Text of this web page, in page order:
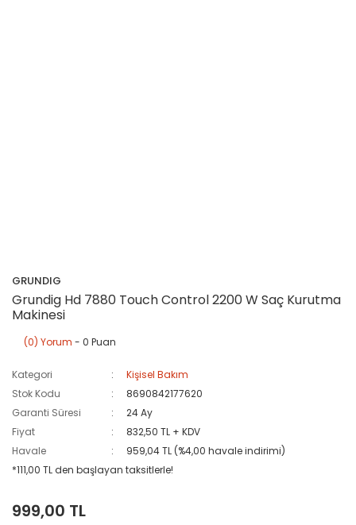
GRUNDIG
Grundig Hd 7880 Touch Control 2200 W Saç Kurutma
Makinesi
(0) Yorum - 0 Puan
Kategori
Kişisel Bakım
Stok Kodu
8690842177620
Garanti Süresi
24 Ay
Fiyat
832,50 TL + KDV
Havale
959,04 TL (%4,00 havale indirimi)
*111,00 TL den başlayan taksitlerle!
999,00 TL